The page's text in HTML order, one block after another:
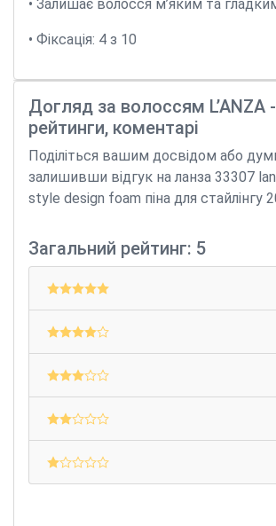
• Залишає волосся м’яким та
• Фіксація: 4 з 10
Догляд за волоссям L’ANZA -
рейтинги, коментарі
Поділіться вашим досвідом або
залишивши відгук на ланза 33307
style design foam піна для стайлінгу
Загальний рейтинг: 5